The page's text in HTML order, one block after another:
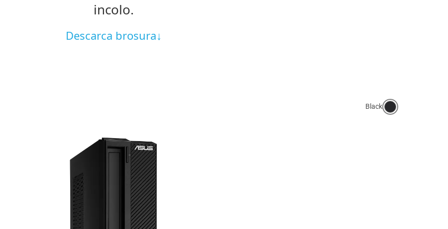
incolo.
Descarca brosura↓